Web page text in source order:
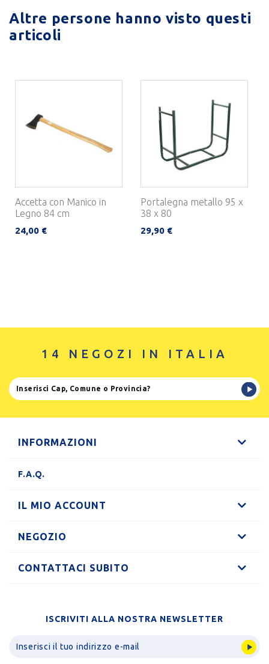
Altre persone hanno visto questi
articoli
Accetta con Manico in
Legno 84 cm
24,00 €
Portalegna metallo 95 x
38 x 80
29,90 €
14 NEGOZI IN ITALIA
INFORMAZIONI
F.A.Q.
IL MIO ACCOUNT
NEGOZIO
CONTATTACI SUBITO
ISCRIVITI ALLA NOSTRA NEWSLETTER